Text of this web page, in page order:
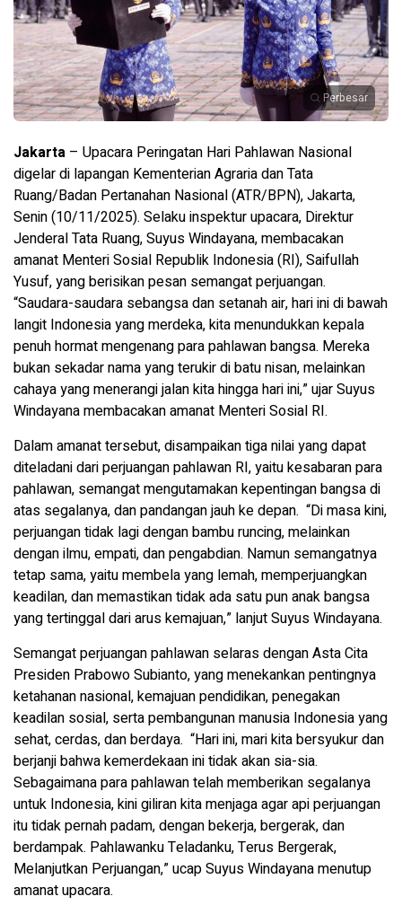
Perbesar
Jakarta – Upacara Peringatan Hari Pahlawan Nasional
digelar di lapangan Kementerian Agraria dan Tata
Ruang/Badan Pertanahan Nasional (ATR/BPN), Jakarta,
Senin (10/11/2025). Selaku inspektur upacara, Direktur
Jenderal Tata Ruang, Suyus Windayana, membacakan
amanat Menteri Sosial Republik Indonesia (RI), Saifullah
Yusuf, yang berisikan pesan semangat perjuangan.
“Saudara-saudara sebangsa dan setanah air, hari ini di bawah
langit Indonesia yang merdeka, kita menundukkan kepala
penuh hormat mengenang para pahlawan bangsa. Mereka
bukan sekadar nama yang terukir di batu nisan, melainkan
cahaya yang menerangi jalan kita hingga hari ini,” ujar Suyus
Windayana membacakan amanat Menteri Sosial RI.
Dalam amanat tersebut, disampaikan tiga nilai yang dapat
diteladani dari perjuangan pahlawan RI, yaitu kesabaran para
pahlawan, semangat mengutamakan kepentingan bangsa di
atas segalanya, dan pandangan jauh ke depan. “Di masa kini,
perjuangan tidak lagi dengan bambu runcing, melainkan
dengan ilmu, empati, dan pengabdian. Namun semangatnya
tetap sama, yaitu membela yang lemah, memperjuangkan
keadilan, dan memastikan tidak ada satu pun anak bangsa
yang tertinggal dari arus kemajuan,” lanjut Suyus Windayana.
Semangat perjuangan pahlawan selaras dengan Asta Cita
Presiden Prabowo Subianto, yang menekankan pentingnya
ketahanan nasional, kemajuan pendidikan, penegakan
keadilan sosial, serta pembangunan manusia Indonesia yang
sehat, cerdas, dan berdaya. “Hari ini, mari kita bersyukur dan
berjanji bahwa kemerdekaan ini tidak akan sia-sia.
Sebagaimana para pahlawan telah memberikan segalanya
untuk Indonesia, kini giliran kita menjaga agar api perjuangan
itu tidak pernah padam, dengan bekerja, bergerak, dan
berdampak. Pahlawanku Teladanku, Terus Bergerak,
Melanjutkan Perjuangan,” ucap Suyus Windayana menutup
amanat upacara.